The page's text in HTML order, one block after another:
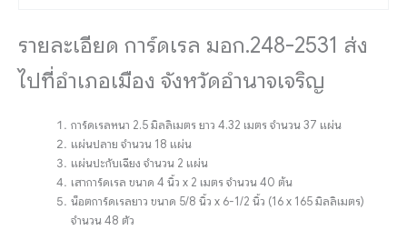
รายละเอียด การ์ดเรล มอก.248-2531 ส่ง
ไปที่อำเภอเมือง จังหวัดอำนาจเจริญ
การ์ดเรลหนา 2.5 มิลลิเมตร ยาว 4.32 เมตร จำนวน 37 แผ่น
แผ่นปลาย จำนวน 18 แผ่น
แผ่นปะกับเฉียง จำนวน 2 แผ่น
เสาการ์ดเรล ขนาด 4 นิ้ว x 2 เมตร จำนวน 40 ต้น
น็อตการ์ดเรลยาว ขนาด 5/8 นิ้ว x 6-1/2 นิ้ว (16 x 165 มิลลิเมตร)
จำนวน 48 ตัว